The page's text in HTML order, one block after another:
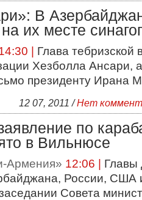
В
их месте
| Глава тебризской
Хезболла Ансари,
президенту Ирана
12 07, 2011 /Нет
по
в Вильнюсе
Армения» 12:06 | Главы
России, США
Совета